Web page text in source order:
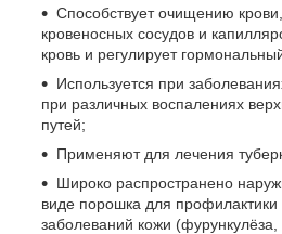
Способствует очищению
кровеносных сосудов и
кровь и регулирует
Используется при
при различных воспалениях
путей;
Применяют для лечения
Широко распространено
виде порошка для профилактики
заболеваний кожи